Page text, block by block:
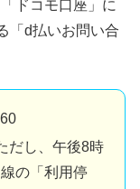
ドコモ口座」に
「d払いお問い合
だし、午後8時
の「利用停